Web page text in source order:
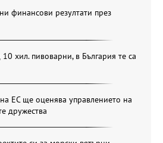
финансови резултати през
хил. пивоварни, в България те са
ЕС ще оценява управлението на
дружества